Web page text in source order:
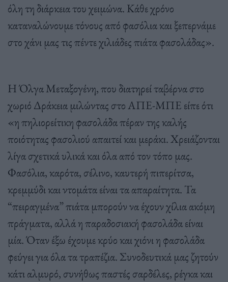
όλη τη διάρκεια του χειμώνα. Κάθε χρόνο
καταναλώνουμε τόνους από φασόλια και ξεπερνάμε
στο χάνι μας τις πέντε χιλιάδες πιάτα φασολάδας».
Η Όλγα Μεταξογένη, που διατηρεί ταβέρνα στο
χωριό Δράκεια μιλώντας στο ΑΠΕ-ΜΠΕ είπε ότι
«η πηλιορείτικη φασολάδα πέραν της καλής
ποιότητας φασολιού απαιτεί και μεράκι. Χρειάζονται
λίγα σχετικά υλικά και όλα από τον τόπο μας.
Φασόλια, καρότα, σέλινο, καυτερή πιπερίτσα,
κρεμμύδι και ντομάτα είναι τα απαραίτητα. Τα
“πειραγμένα” πιάτα μπορούν να έχουν χίλια ακόμη
πράγματα, αλλά η παραδοσιακή φασολάδα είναι
μία. Όταν έξω έχουμε κρύο και χιόνι η φασολάδα
φεύγει για όλα τα τραπέζια. Συνοδευτικά μας ζητούν
κάτι αλμυρό, συνήθως παστές σαρδέλες, ρέγκα και